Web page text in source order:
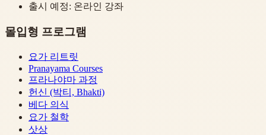
출시 예정: 온라인 강좌
몰입형 프로그램
요가 리트릿
Pranayama Courses
프라나야마 과정
헌신 (박티, Bhakti)
베다 의식
요가 철학
삿상